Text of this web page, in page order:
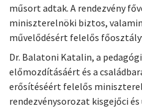
műsort adtak. A rendezvény
miniszterelnöki biztos,
művelődésért felelős
Dr. Balatoni Katalin, a
előmozdításáért és a
erősítéséért felelős
rendezvénysorozat kisgejőci